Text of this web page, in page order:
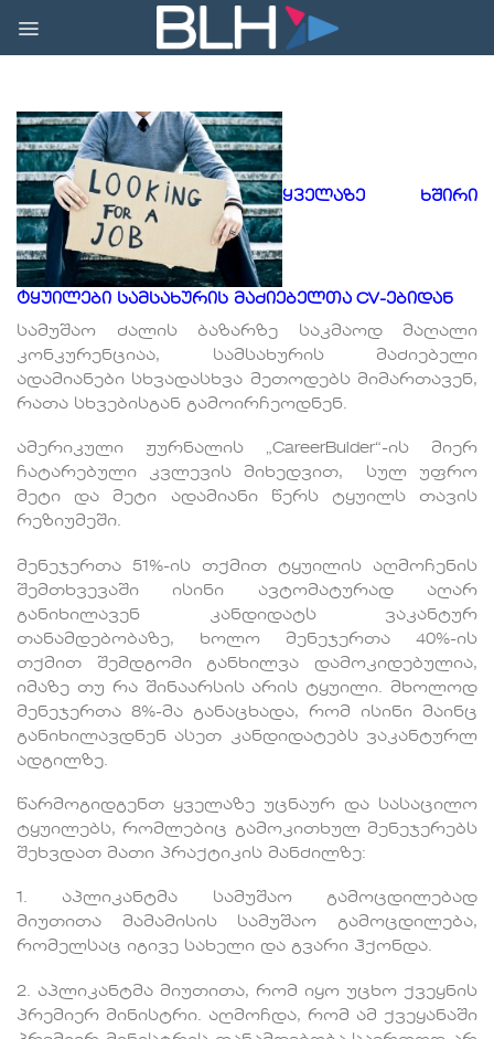
content
ყველაზე ხშირი
ტყუილები სამსახურის მაძიებელთა CV-ებიდან
სამუშაო ძალის ბაზარზე საკმაოდ მაღალი
კონკურენციაა, სამსახურის მაძიებელი
ადამიანები სხვადასხვა მეთოდებს მიმართავენ,
რათა სხვებისგან გამოირჩეოდნენ.
ამერიკული ჟურნალის „CareerBulder“-ის მიერ
ჩატარებული კვლევის მიხედვით, სულ უფრო
მეტი და მეტი ადამიანი წერს ტყუილს თავის
რეზიუმეში.
მენეჯერთა 51%-ის თქმით ტყუილის აღმოჩენის
შემთხვევაში ისინი ავტომატურად აღარ
განიხილავენ კანდიდატს ვაკანტურ
თანამდებობაზე, ხოლო მენეჯერთა 40%-ის
თქმით შემდგომი განხილვა დამოკიდებულია,
იმაზე თუ რა შინაარსის არის ტყუილი. მხოლოდ
მენეჯერთა 8%-მა განაცხადა, რომ ისინი მაინც
განიხილავდნენ ასეთ კანდიდატებს ვაკანტურლ
ადგილზე.
წარმოგიდგენთ ყველაზე უცნაურ და სასაცილო
ტყუილებს, რომლებიც გამოკითხულ მენეჯერებს
შეხვდათ მათი პრაქტიკის მანძილზე:
1. აპლიკანტმა სამუშაო გამოცდილებად
მიუთითა მამამისის სამუშაო გამოცდილება,
რომელსაც იგივე სახელი და გვარი ჰქონდა.
2. აპლიკანტმა მიუთითა, რომ იყო უცხო ქვეყნის
პრემიერ მინისტრი. აღმოჩდა, რომ ამ ქვეყანაში